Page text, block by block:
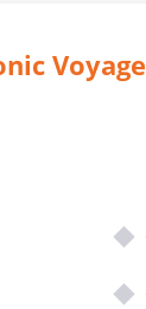
Voyage